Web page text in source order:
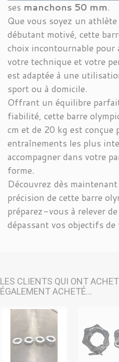
ses manchons 50 mm.
Que vous soyez un
débutant motivé, cette
choix incontournable pour
votre technique et votre
est adaptée à une
sport ou à domicile.
Offrant un équilibre
fiabilité, cette barre
cm et de 20 kg est conçue
entraînements les plus
accompagner dans votre
forme.
Découvrez dès
précision de cette barre
préparez-vous à relever
dépassant vos objectifs
LES CLIENTS QUI ONT
ÉGALEMENT ACHETÉ...